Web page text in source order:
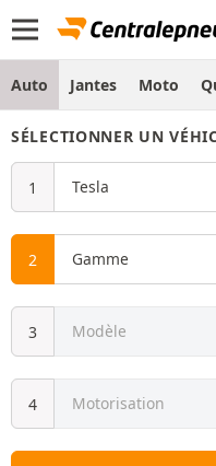
Auto Jantes Moto
SÉLECTIONNER UN